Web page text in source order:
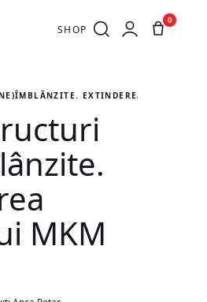
SHOP
0
EXTINDEREA MUZEULUI
MKM